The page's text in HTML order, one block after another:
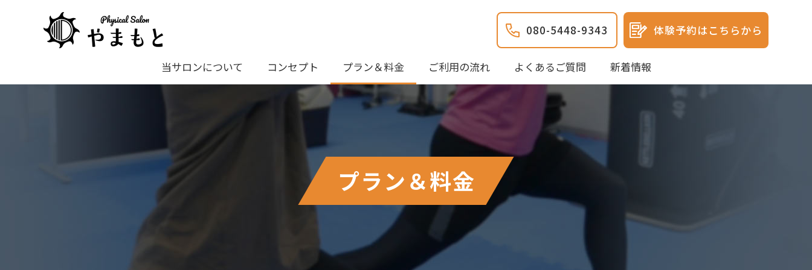
当サロンについて コンセプト プラン＆料金 ご利用の流れ よくあるご質問 新着情報
080-5448-9343 体験予約はこちらから
プラン＆料金